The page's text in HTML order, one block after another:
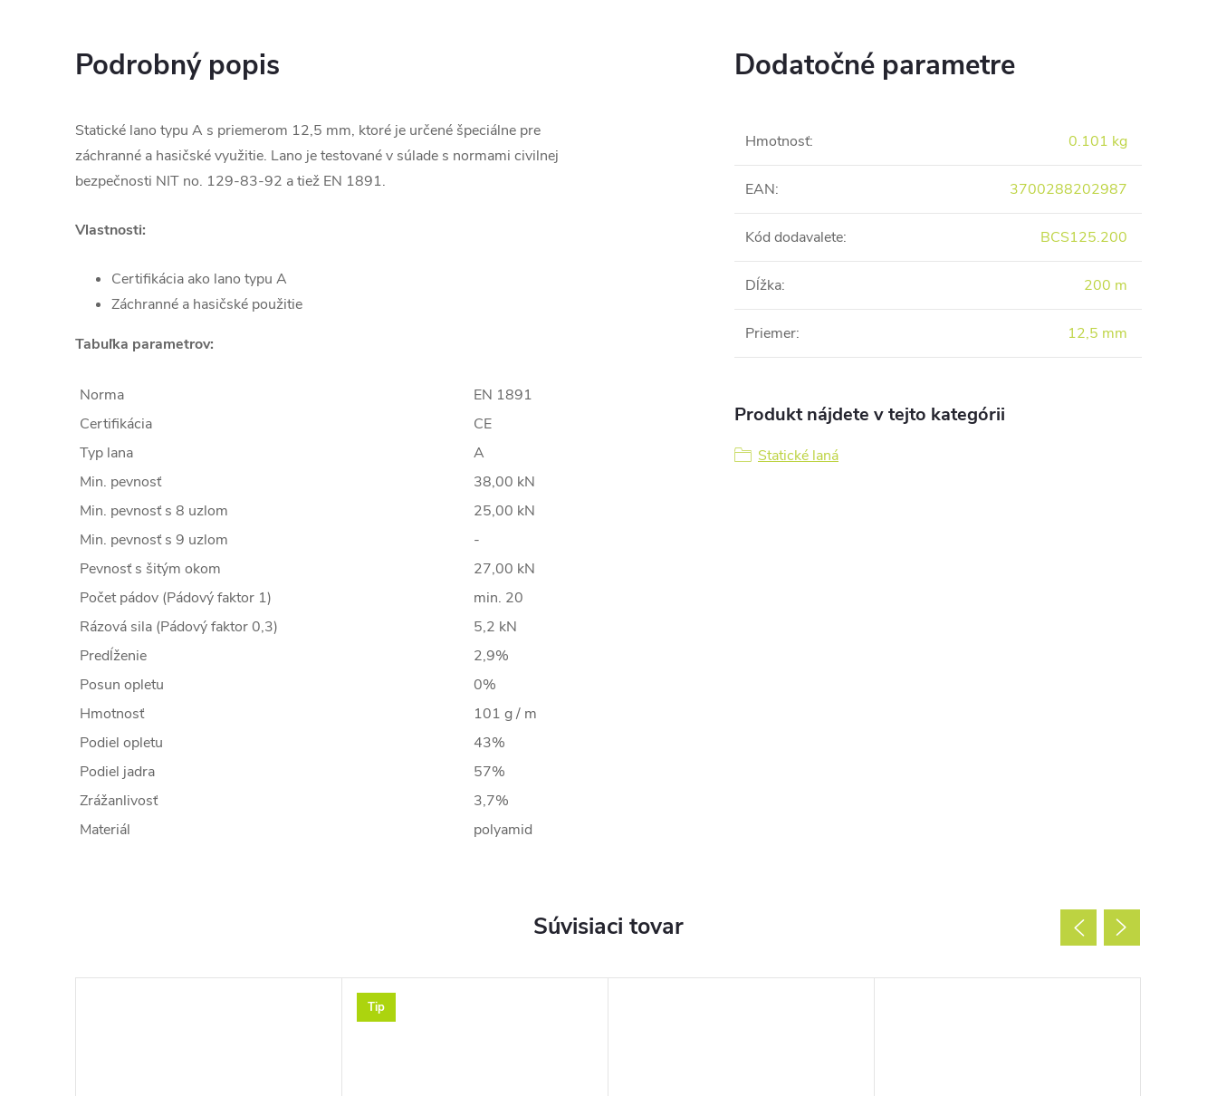
Podrobný popis
Statické lano typu A s priemerom 12,5 mm, ktoré je určené špeciálne pre
záchranné a hasičské využitie. Lano je testované v súlade s normami civilnej
bezpečnosti NIT no. 129-83-92 a tiež EN 1891.
Vlastnosti:
Certifikácia ako lano typu A
Záchranné a hasičské použitie
Tabuľka parametrov:
Norma
EN 1891
Certifikácia
CE
Typ lana
A
Min. pevnosť
38,00 kN
Min. pevnosť s 8 uzlom
25,00 kN
Min. pevnosť s 9 uzlom
-
Pevnosť s šitým okom
27,00 kN
Počet pádov (Pádový faktor 1)
min. 20
Rázová sila (Pádový faktor 0,3)
5,2 kN
Predĺženie
2,9%
Posun opletu
0%
Hmotnosť
101 g / m
Podiel opletu
43%
Podiel jadra
57%
Zrážanlivosť
3,7%
Materiál
polyamid
Dodatočné parametre
Hmotnosť: 0.101 kg
EAN: 3700288202987
Kód dodavalete: BCS125.200
Dĺžka: 200 m
Priemer: 12,5 mm
Produkt nájdete v tejto kategórii
Statické laná
Súvisiaci tovar
Tip